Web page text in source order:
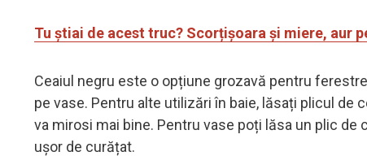
Tu știai de acest truc? Scorțișoara și miere, aur
Ceaiul negru este o opțiune grozavă pentru
pe vase. Pentru alte utilizări în baie, lăsați plicul de
va mirosi mai bine. Pentru vase poți lăsa un plic
ușor de curățat.